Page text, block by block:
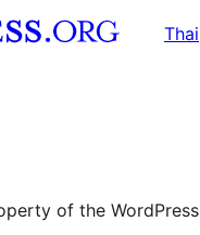
Thai
of the